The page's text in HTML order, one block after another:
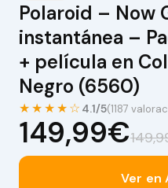
Polaroid – Now
instantánea –
+ película en
Negro (6560)
★★★★☆ 4.1/5(1187
149,99€
Ver en